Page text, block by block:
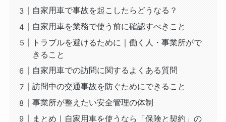
自家用車で事故を起こしたらどうなる？
自家用車を業務で使う前に確認すべきこと
トラブルを避けるために｜働く人・事業所がで
きること
自家用車での訪問に関するよくある質問
訪問中の交通事故を防ぐためにできること
事業所が整えたい安全管理の体制
まとめ｜自家用車を使うなら「保険と契約」の